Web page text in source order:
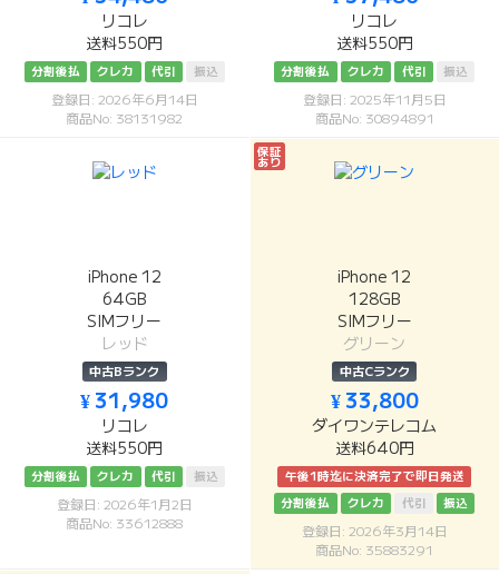
リコレ
送料550円
分割後払 クレカ 代引 振込
登録日: 2026年6月14日
商品No: 38131982
リコレ
送料550円
分割後払 クレカ 代引 振込
登録日: 2025年11月5日
商品No: 30894891
iPhone 12
64GB
SIMフリー
レッド
中古Bランク
¥ 31,980
リコレ
送料550円
分割後払 クレカ 代引 振込
登録日: 2026年1月2日
商品No: 33612888
保証
あり
iPhone 12
128GB
SIMフリー
グリーン
中古Cランク
¥ 33,800
ダイワンテレコム
送料640円
午後1時迄に決済完了で即日発送
分割後払
クレカ 代引 振込
登録日: 2026年3月14日
商品No: 35883291